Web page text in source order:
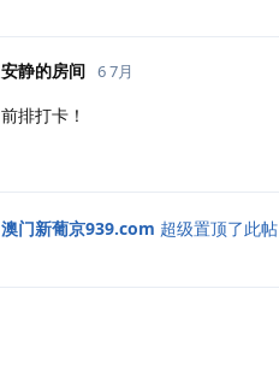
安静的房间 6 7月
前排打卡！
澳门新葡京939.​com 超级置顶了此帖